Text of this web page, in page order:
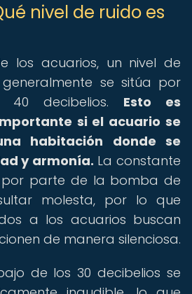
nivel de ruido es
los acuarios, un nivel de
se sitúa por
decibelios. Esto es
si el acuario se
habitación donde se
y armonía. La constante
por parte de la bomba de
molesta, por lo que
a los acuarios buscan
de manera silenciosa.
de los 30 decibelios se